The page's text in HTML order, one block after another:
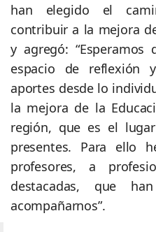
han elegido el
contribuir a la mejora
y agregó:
espacio de reflexión
aportes desde lo
la mejora de la
región, que es el
presentes. Para ello
profesores, a
destacadas, que
acompañarnos”.